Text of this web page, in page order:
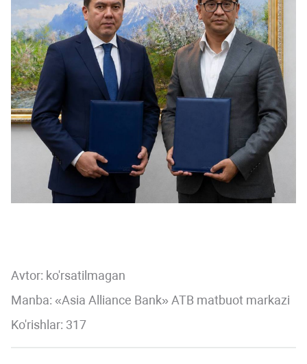
Avtor: ko'rsatilmagan
Manba: «Asia Alliance Bank» ATB matbuot markazi
Ko'rishlar: 317